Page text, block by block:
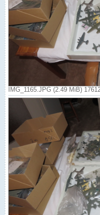
IMG_1165.JPG (2.49 MiB)